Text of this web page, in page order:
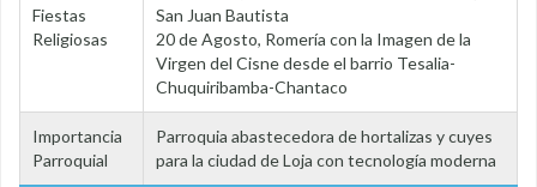
Fiestas
Religiosas
San Juan Bautista
20 de Agosto, Romería con la Imagen de la
Virgen del Cisne desde el barrio Tesalia-
Chuquiribamba-Chantaco
Importancia
Parroquial
Parroquia abastecedora de hortalizas y cuyes
para la ciudad de Loja con tecnología moderna